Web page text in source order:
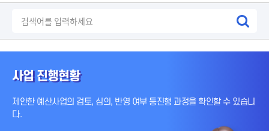
사업 진행현황
제안한 예산사업의 검토, 심의, 반영 여부 등진행 과정을 확인할 수 있습니
다.